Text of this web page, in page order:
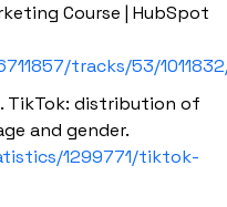
Course | HubSpot
tracks/53/
TikTok: distribution of
and gender.
1299771/tiktok-